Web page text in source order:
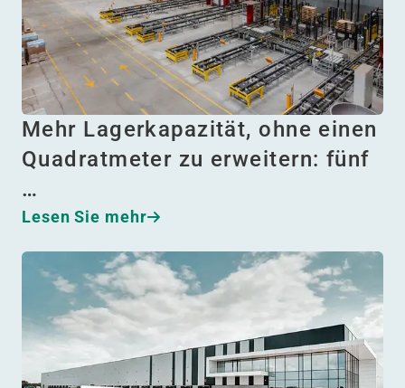
Mehr Lagerkapazität, ohne einen
Quadratmeter zu erweitern: fünf
…
Lesen Sie mehr